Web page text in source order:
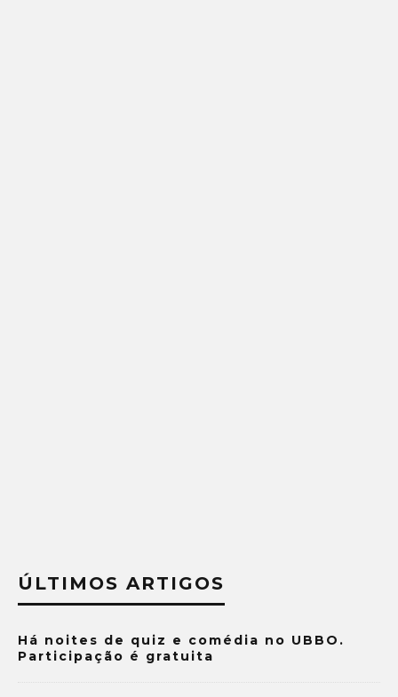
ÚLTIMOS ARTIGOS
Há noites de quiz e comédia no UBBO.
Participação é gratuita